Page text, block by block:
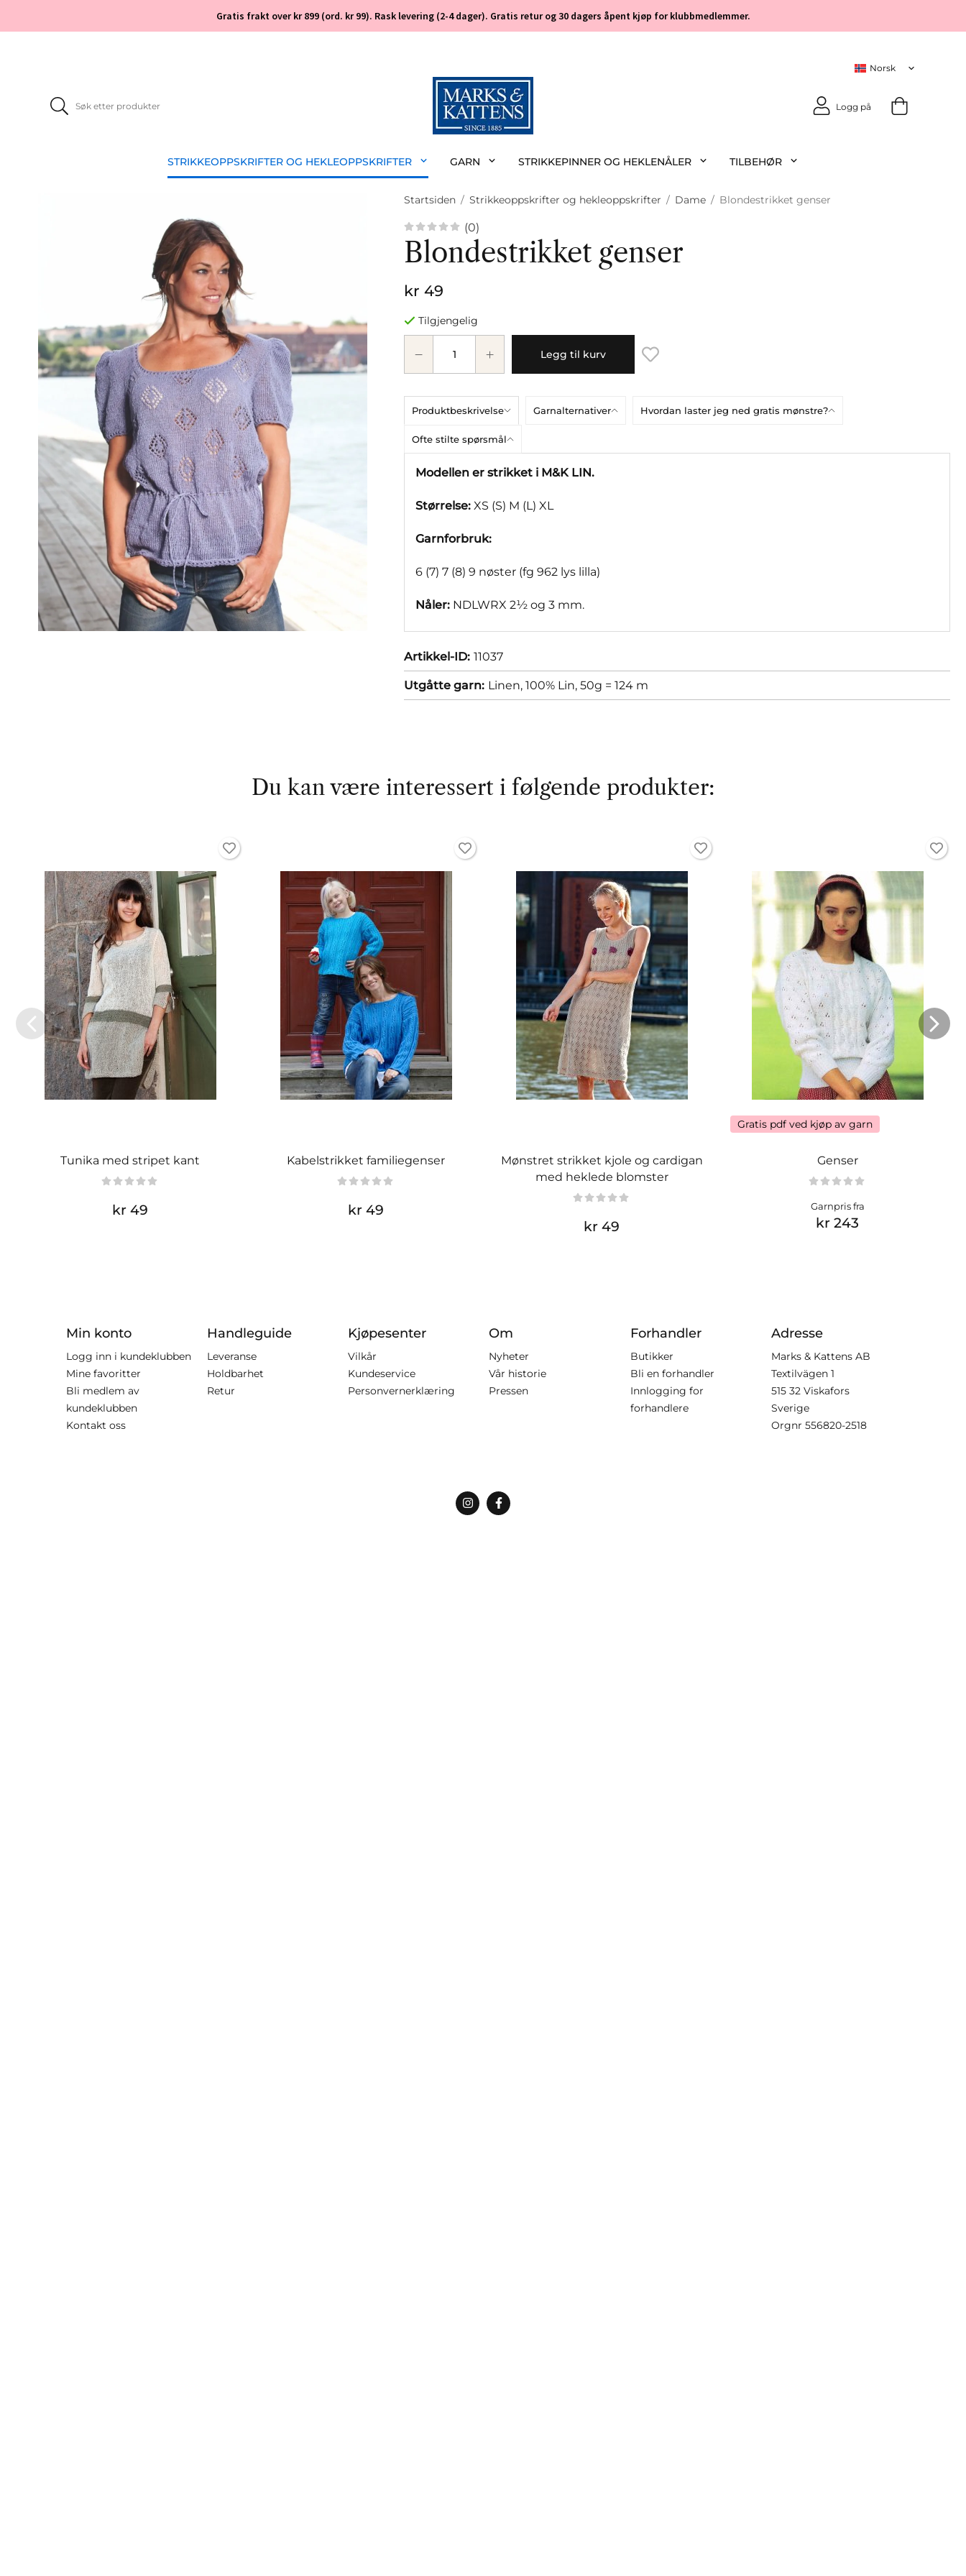
Gratis frakt over kr 899 (ord. kr 99). Rask levering (2-4 dager). Gratis retur og 30 dagers åpent kjøp for klubbmedlemmer.
Logg på
STRIKKEOPPSKRIFTER OG HEKLEOPPSKRIFTER GARN STRIKKEPINNER OG HEKLENÅLER TILBEHØR
Startsiden / Strikkeoppskrifter og hekleoppskrifter / Dame / Blondestrikket genser
(0)
Blondestrikket genser
kr 49
Tilgjengelig
Legg til kurv
Produktbeskrivelse Garnalternativer Hvordan laster jeg ned gratis mønstre?
Ofte stilte spørsmål
Modellen er strikket i M&K LIN.
Størrelse: XS (S) M (L) XL
Garnforbruk:
6 (7) 7 (8) 9 nøster (fg 962 lys lilla)
Nåler: NDLWRX 2½ og 3 mm.
Artikkel-ID: 11037
Utgåtte garn: Linen, 100% Lin, 50g = 124 m
Du kan være interessert i følgende produkter:
Tunika med stripet kant
kr 49
Kabelstrikket familiegenser
kr 49
Mønstret strikket kjole og cardigan
med heklede blomster
kr 49
Gratis pdf ved kjøp av garn
Genser
Garnpris fra
kr 243
Min konto
Logg inn i kundeklubben
Mine favoritter
Bli medlem av
kundeklubben
Kontakt oss
Handleguide
Leveranse
Holdbarhet
Retur
Kjøpesenter
Vilkår
Kundeservice
Personvernerklæring
Om
Nyheter
Vår historie
Pressen
Forhandler
Butikker
Bli en forhandler
Innlogging for
forhandlere
Adresse
Marks & Kattens AB
Textilvägen 1
515 32 Viskafors
Sverige
Orgnr 556820-2518